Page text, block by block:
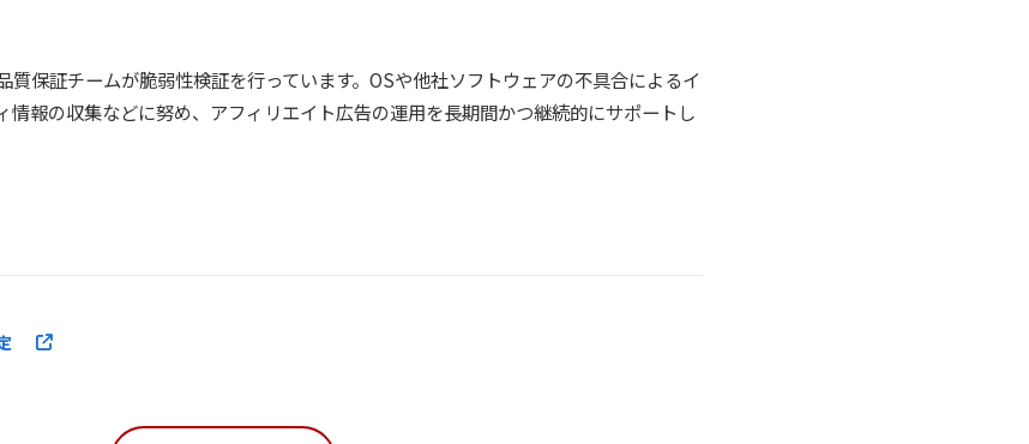
質保証チームが脆弱性検証を行っています。OSや他社ソフトウェアの不具合によるイ
情報の収集などに努め、アフィリエイト広告の運用を長期間かつ継続的にサポートし